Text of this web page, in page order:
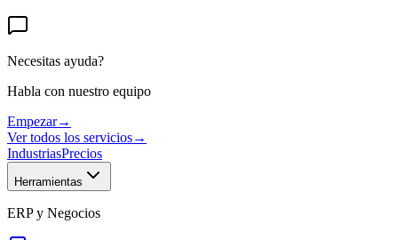
Necesitas ayuda?
Habla con nuestro equipo
Empezar→
Ver todos los servicios→
IndustriasPrecios
Herramientas
ERP y Negocios